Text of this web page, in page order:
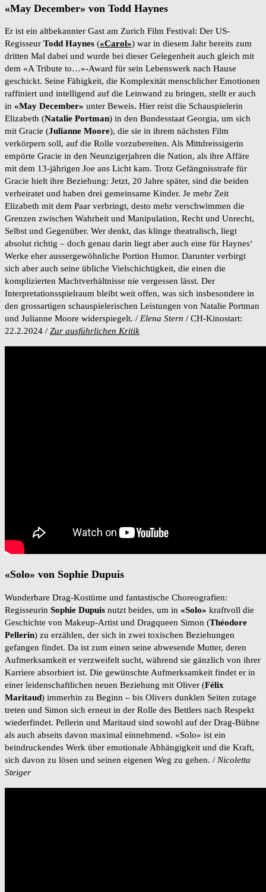
«May December» von Todd Haynes
Er ist ein altbekannter Gast am Zurich Film Festival: Der US-
Regisseur Todd Haynes («Carol») war in diesem Jahr bereits zum
dritten Mal dabei und wurde bei dieser Gelegenheit auch gleich mit
dem «A Tribute to…»-Award für sein Lebenswerk nach Hause
geschickt. Seine Fähigkeit, die Komplexität menschlicher Emotionen
raffiniert und intelligend auf die Leinwand zu bringen, stellt er auch
in «May December» unter Beweis. Hier reist die Schauspielerin
Elizabeth (Natalie Portman) in den Bundesstaat Georgia, um sich
mit Gracie (Julianne Moore), die sie in ihrem nächsten Film
verkörpern soll, auf die Rolle vorzubereiten. Als Mittdreissigerin
empörte Gracie in den Neunzigerjahren die Nation, als ihre Affäre
mit dem 13-jährigen Joe ans Licht kam. Trotz Gefängnisstrafe für
Gracie hielt ihre Beziehung: Jetzt, 20 Jahre später, sind die beiden
verheiratet und haben drei gemeinsame Kinder. Je mehr Zeit
Elizabeth mit dem Paar verbringt, desto mehr verschwimmen die
Grenzen zwischen Wahrheit und Manipulation, Recht und Unrecht,
Selbst und Gegenüber. Wer denkt, das klinge theatralisch, liegt
absolut richtig – doch genau darin liegt aber auch eine für Haynes‘
Werke eher aussergewöhnliche Portion Humor. Darunter verbirgt
sich aber auch seine übliche Vielschichtigkeit, die einen die
komplizierten Machtverhältnisse nie vergessen lässt. Der
Interpretationsspielraum bleibt weit offen, was sich insbesondere in
den grossartigen schauspielerischen Leistungen von Natalie Portman
und Julianne Moore widerspiegelt. / Elena Stern / CH-Kinostart:
22.2.2024 / Zur ausführlichen Kritik
«Solo» von Sophie Dupuis
Wunderbare Drag-Kostüme und fantastische Choreografien:
Regisseurin Sophie Dupuis nutzt beides, um in «Solo» kraftvoll die
Geschichte von Makeup-Artist und Dragqueen Simon (Théodore
Pellerin) zu erzählen, der sich in zwei toxischen Beziehungen
gefangen findet. Da ist zum einen seine abwesende Mutter, deren
Aufmerksamkeit er verzweifelt sucht, während sie gänzlich von ihrer
Karriere absorbiert ist. Die gewünschte Aufmerksamkeit findet er in
einer leidenschaftlichen neuen Beziehung mit Oliver (Félix
Maritaud) immerhin zu Beginn – bis Olivers dunklen Seiten zutage
treten und Simon sich erneut in der Rolle des Bettlers nach Respekt
wiederfindet. Pellerin und Maritaud sind sowohl auf der Drag-Bühne
als auch abseits davon maximal einnehmend. «Solo» ist ein
beindruckendes Werk über emotionale Abhängigkeit und die Kraft,
sich davon zu lösen und seinen eigenen Weg zu gehen. / Nicoletta
Steiger